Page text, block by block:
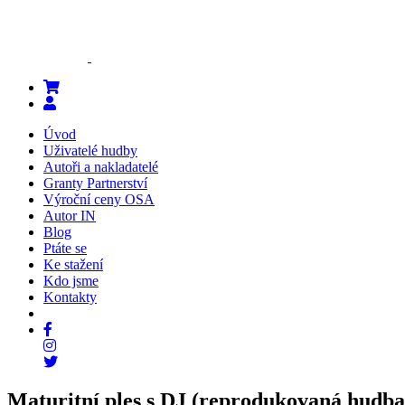
Úvod
Uživatelé hudby
Autoři a nakladatelé
Granty Partnerství
Výroční ceny OSA
Autor IN
Blog
Ptáte se
Ke stažení
Kdo jsme
Kontakty